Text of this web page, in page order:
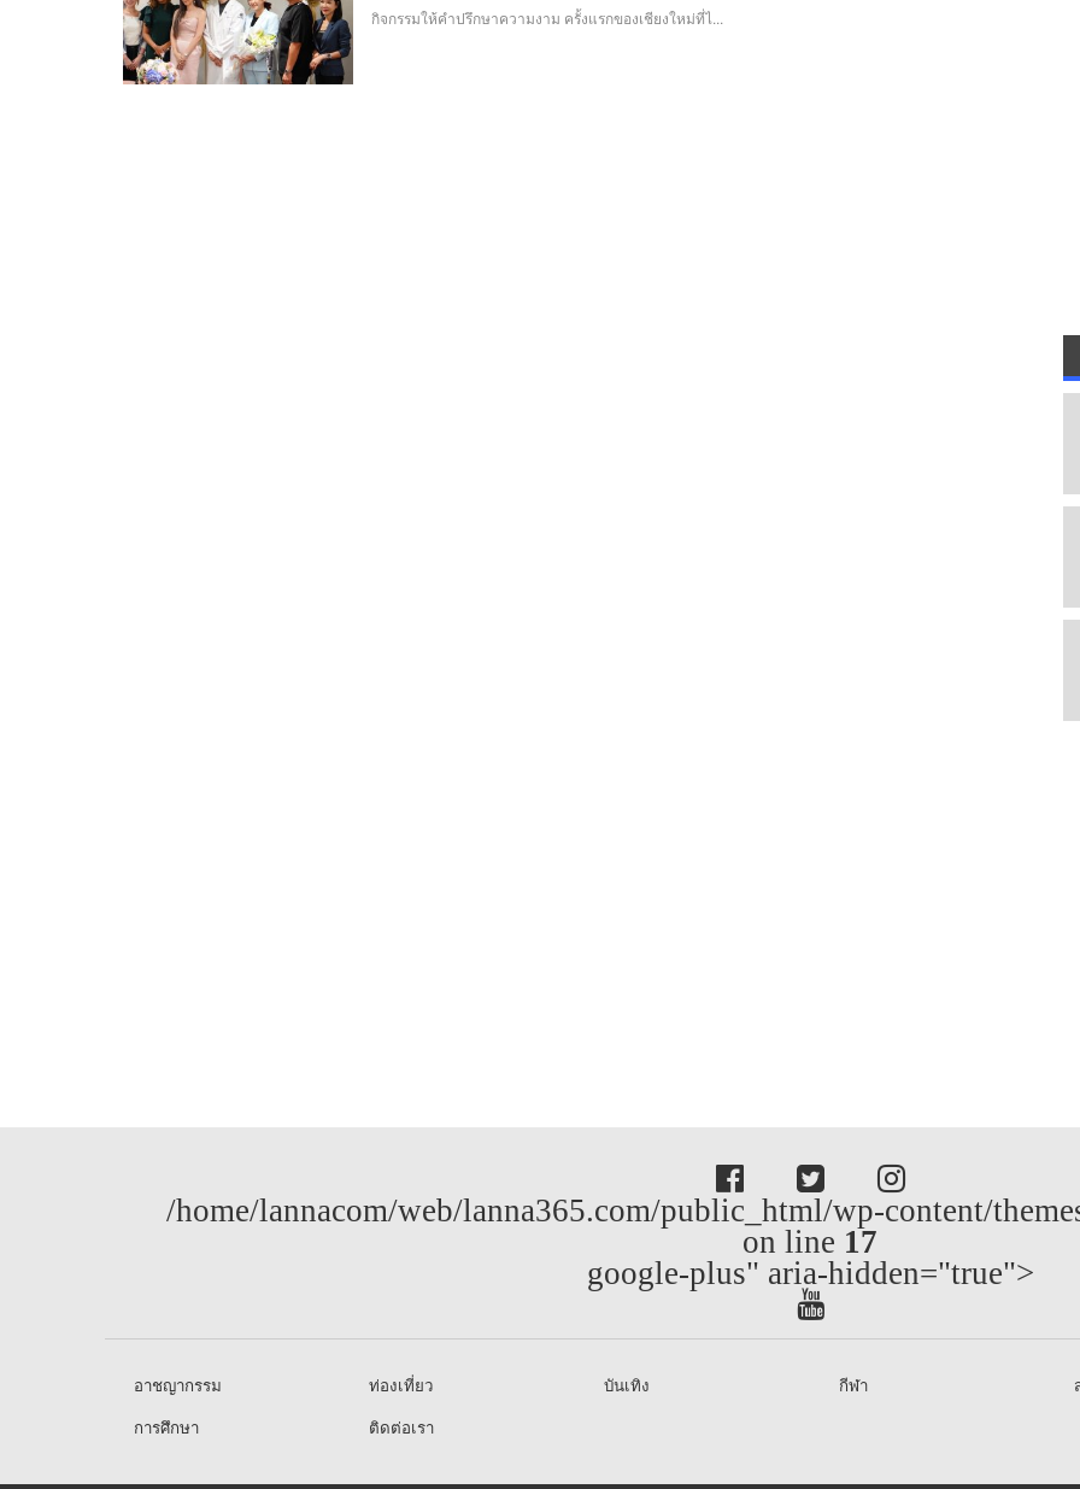
กิจกรรมให้คำปรึกษาความงาม ครั้งแรกของเชียงใหม่ที่ไ...
/home/lannacom/web/lanna365.com/public_html/wp-content/
on line 17
google-plus" aria-hidden="true">
อาชญากรรม ท่องเที่ยว บันเทิง กีฬา
การศึกษา
ติดต่อเรา